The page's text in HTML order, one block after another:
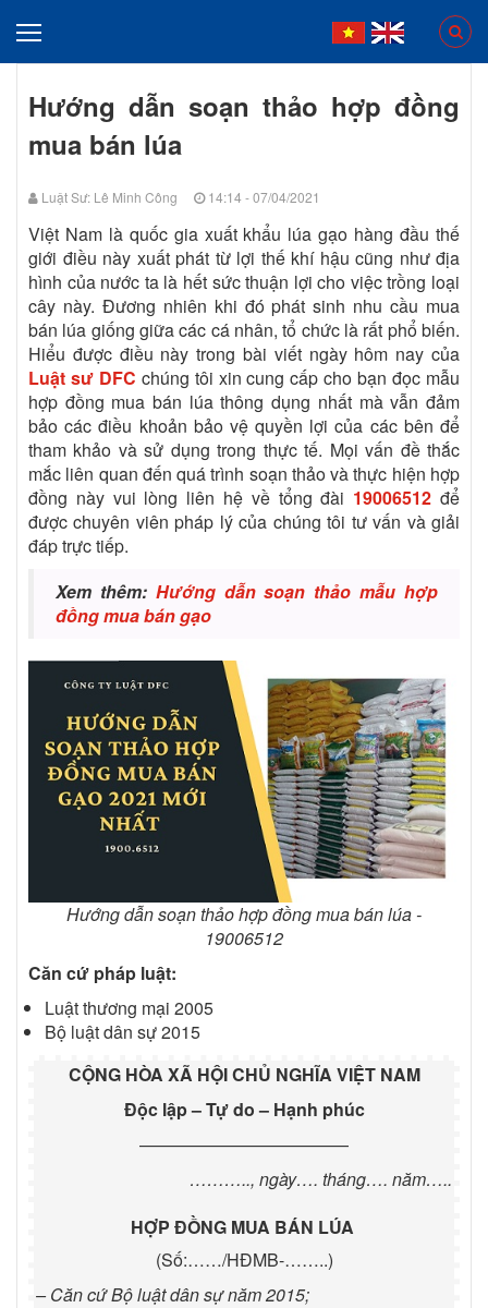
Hướng dẫn soạn thảo hợp đồng
mua bán lúa
Luật Sư: Lê Minh Công 14:14 - 07/04/2021
Việt Nam là quốc gia xuất khẩu lúa gạo hàng đầu thế
giới điều này xuất phát từ lợi thế khí hậu cũng như địa
hình của nước ta là hết sức thuận lợi cho việc trồng loại
cây này. Đương nhiên khi đó phát sinh nhu cầu mua
bán lúa giống giữa các cá nhân, tổ chức là rất phổ biến.
Hiểu được điều này trong bài viết ngày hôm nay của
Luật sư DFC chúng tôi xin cung cấp cho bạn đọc mẫu
hợp đồng mua bán lúa thông dụng nhất mà vẫn đảm
bảo các điều khoản bảo vệ quyền lợi của các bên để
tham khảo và sử dụng trong thực tế. Mọi vấn đề thắc
mắc liên quan đến quá trình soạn thảo và thực hiện hợp
đồng này vui lòng liên hệ về tổng đài 19006512 để
được chuyên viên pháp lý của chúng tôi tư vấn và giải
đáp trực tiếp.
Xem thêm: Hướng dẫn soạn thảo mẫu hợp
đồng mua bán gạo
Hướng dẫn soạn thảo hợp đồng mua bán lúa -
19006512
Căn cứ pháp luật:
Luật thương mại 2005
Bộ luật dân sự 2015
CỘNG HÒA XÃ HỘI CHỦ NGHĨA VIỆT NAM
Độc lập – Tự do – Hạnh phúc
————————————
……….., ngày…. tháng…. năm…..
HỢP ĐỒNG MUA BÁN LÚA
(Số:……/HĐMB-……..)
– Căn cứ Bộ luật dân sự năm 2015;